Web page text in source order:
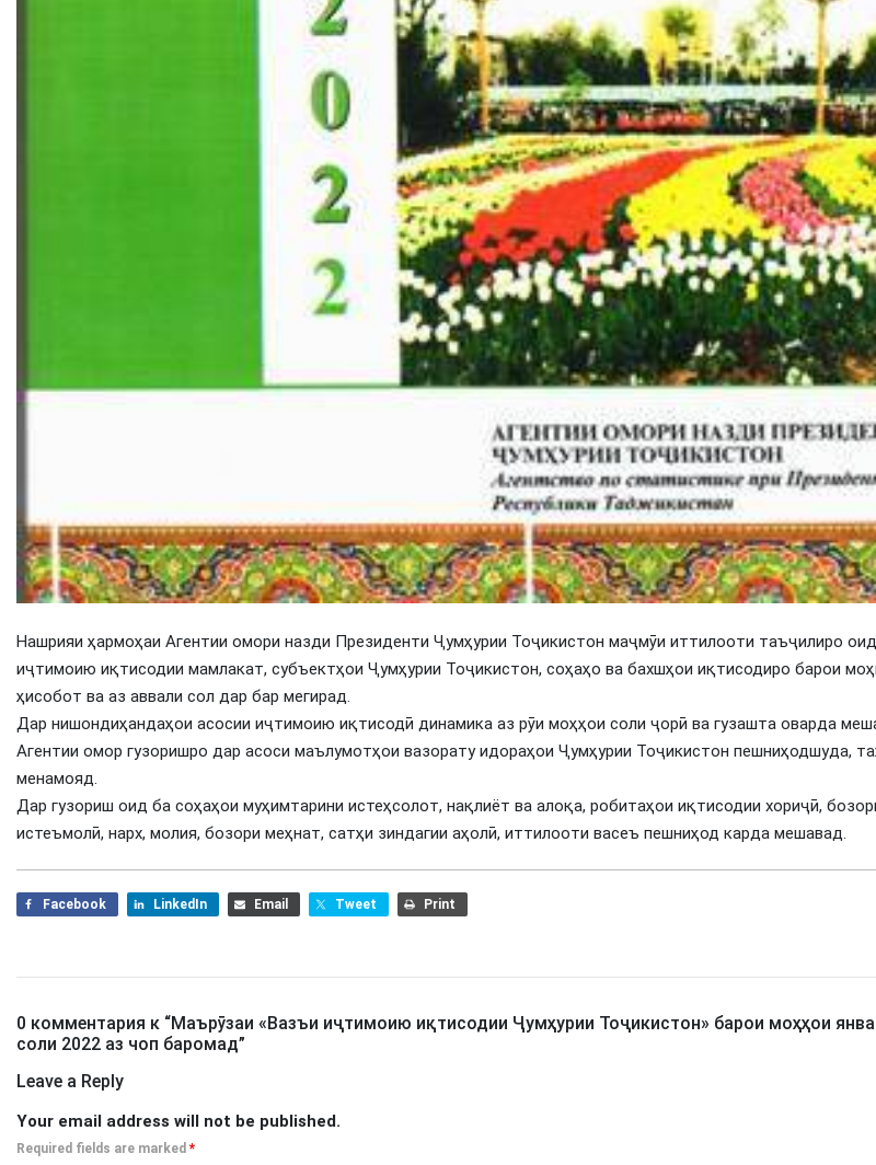
Нашрияи ҳармоҳаи Агентии омори назди Президенти Ҷумҳурии Тоҷикистон маҷмӯи иттилооти таъҷилиро
иҷтимоию иқтисодии мамлакат, субъектҳои Ҷумҳурии Тоҷикистон, соҳаҳо ва бахшҳои иқтисодиро барои
ҳисобот ва аз аввали сол дар бар мегирад.
Дар нишондиҳандаҳои асосии иҷтимоию иқтисодӣ динамика аз рӯи моҳҳои соли ҷорӣ ва гузашта оварда
Агентии омор гузоришро дар асоси маълумотҳои вазорату идораҳои Ҷумҳурии Тоҷикистон пешниҳодшуда,
менамояд.
Дар гузориш оид ба соҳаҳои муҳимтарини истеҳсолот, нақлиёт ва алоқа, робитаҳои иқтисодии хориҷӣ,
истеъмолӣ, нарх, молия, бозори меҳнат, сатҳи зиндагии аҳолӣ, иттилооти васеъ пешниҳод карда мешавад.
Facebook LinkedIn Email Tweet Print
0 комментария к “Маърӯзаи «Вазъи иҷтимоию иқтисодии Ҷумҳурии Тоҷикистон» барои моҳҳои
соли 2022 аз чоп баромад”
Leave a Reply
Your email address will not be published.
Required fields are marked *